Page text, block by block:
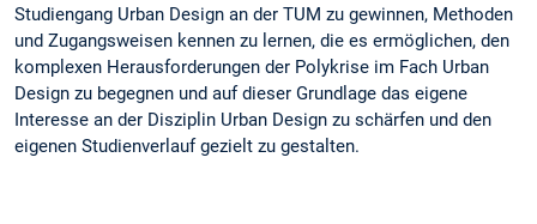
Studiengang Urban Design an der TUM zu gewinnen, Methoden
und Zugangsweisen kennen zu lernen, die es ermöglichen, den
komplexen Herausforderungen der Polykrise im Fach Urban
Design zu begegnen und auf dieser Grundlage das eigene
Interesse an der Disziplin Urban Design zu schärfen und den
eigenen Studienverlauf gezielt zu gestalten.